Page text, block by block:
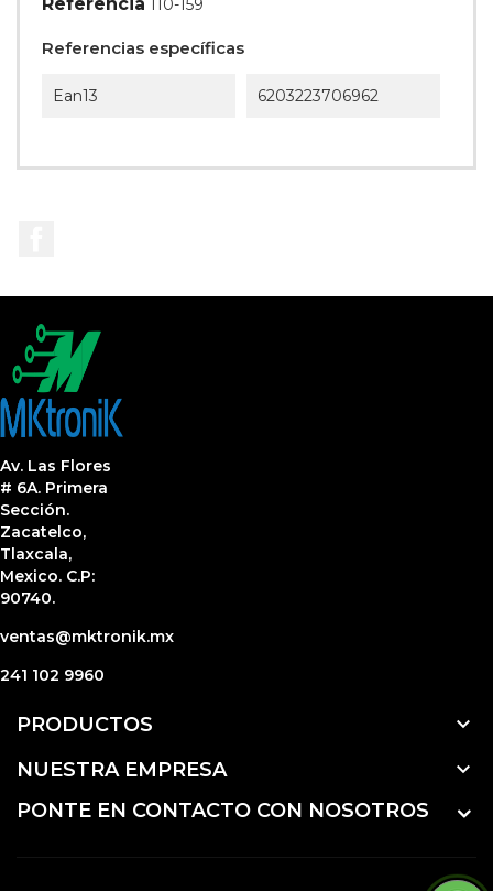
Referencias específicas
Ean13 6203223706962
Av. Las Flores
# 6A. Primera
Sección.
Zacatelco,
Tlaxcala,
Mexico. C.P:
90740.
ventas@mktronik.mx
241 102 9960
PRODUCTOS 
NUESTRA EMPRESA 
PONTE EN CONTACTO CON NOSOTROS